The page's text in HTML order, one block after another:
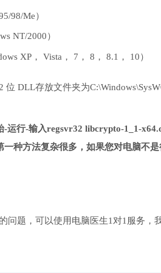
98/Me）
NT/2000）
XP， Vista， 7， 8， 8.1， 10）
DLL存放文件夹为
-运行-输入regsvr32 libcrypto-1_1-
一种方法复杂很多，如果您对电脑不
问题，可以使用电脑医生1对1服务，